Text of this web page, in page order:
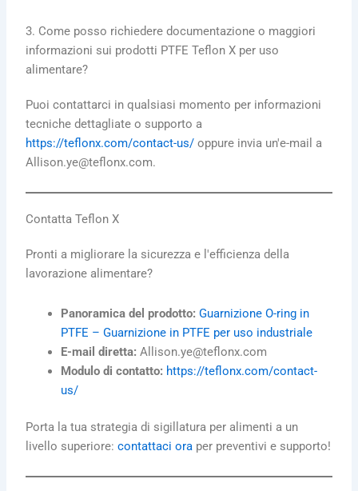
3. Come posso richiedere documentazione o maggiori
informazioni sui prodotti PTFE Teflon X per uso
alimentare?
Puoi contattarci in qualsiasi momento per informazioni
tecniche dettagliate o supporto a
https://teflonx.com/contact-us/ oppure invia un'e-mail a
Allison.ye@teflonx.com.
Contatta Teflon X
Pronti a migliorare la sicurezza e l'efficienza della
lavorazione alimentare?
Panoramica del prodotto: Guarnizione O-ring in
PTFE – Guarnizione in PTFE per uso industriale
E-mail diretta: Allison.ye@teflonx.com
Modulo di contatto: https://teflonx.com/contact-
us/
Porta la tua strategia di sigillatura per alimenti a un
livello superiore:contattaci ora per preventivi e supporto!